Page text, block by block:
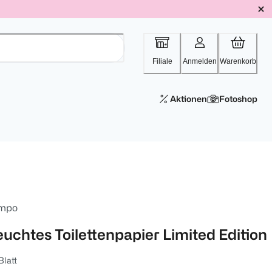
Filiale Anmelden Warenkorb
Aktionen Fotoshop
Toilettenpapier Limited Edition